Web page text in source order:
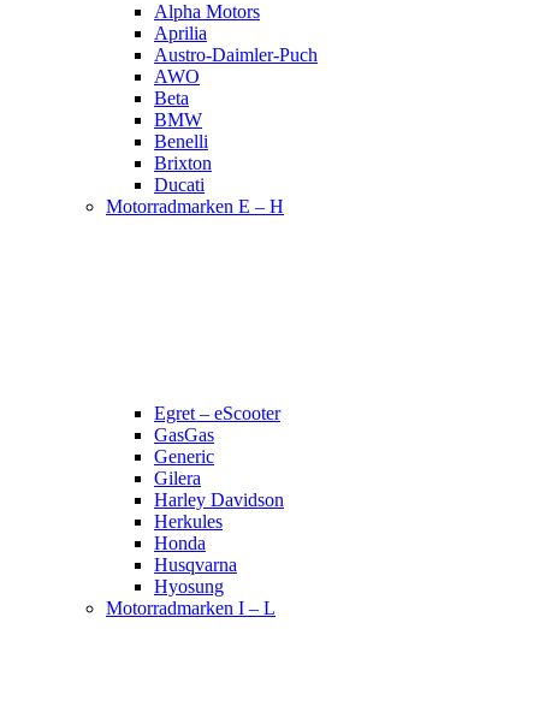
Alpha Motors
Aprilia
Austro-Daimler-Puch
AWO
Beta
BMW
Benelli
Brixton
Ducati
Motorradmarken E – H
Egret – eScooter
GasGas
Generic
Gilera
Harley Davidson
Herkules
Honda
Husqvarna
Hyosung
Motorradmarken I – L